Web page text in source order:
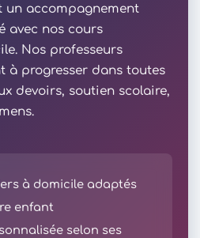
un accompagnement
avec nos cours
Nos professeurs
à progresser dans toutes
devoirs, soutien scolaire,
à domicile adaptés
enfant
selon ses